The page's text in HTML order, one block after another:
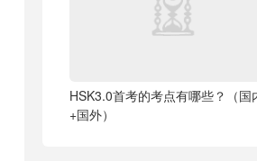
HSK3.0首考的考点有哪些？（国
+国外）